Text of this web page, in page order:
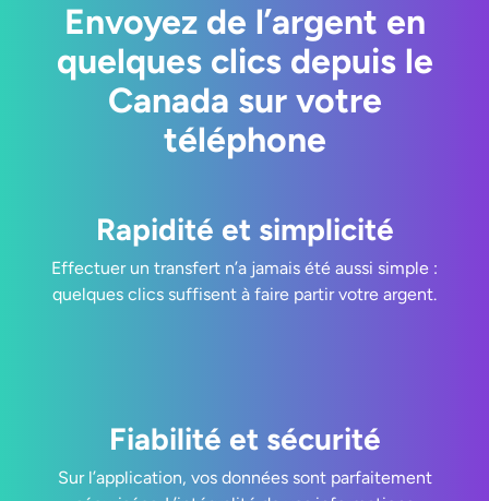
Envoyez de l’argent en
quelques clics depuis le
Canada sur votre
téléphone
Rapidité et simplicité
Effectuer un transfert n’a jamais été aussi simple :
quelques clics suffisent à faire partir votre argent.
Fiabilité et sécurité
Sur l’application, vos données sont parfaitement